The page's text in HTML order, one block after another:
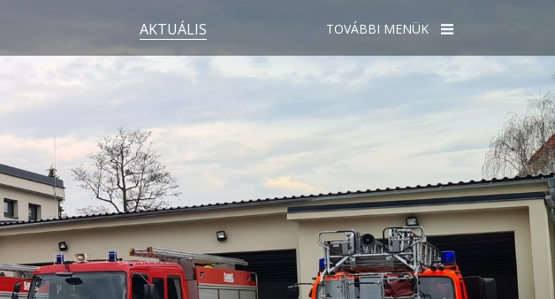
AKTUÁLIS TOVÁBBI MENÜK